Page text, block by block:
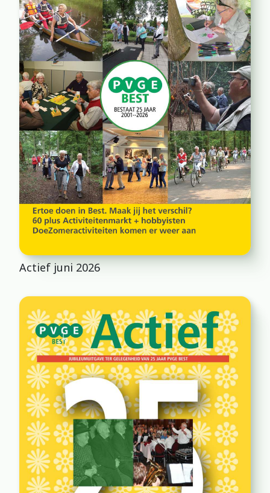
Actief juni 2026